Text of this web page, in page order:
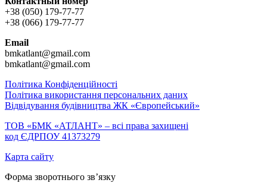
+38 (050) 179-77-77
+38 (066) 179-77-77
Email
bmkatlant@gmail.com
bmkatlant@gmail.com
Політика Конфіденційності
Політика використання персональних даних
Відвідування будівництва ЖК «Європейський»
ТОВ «БМК «АТЛАНТ» – всі права захищені
код ЄДРПОУ 41373279
Карта сайту
Форма зворотнього зв’язку